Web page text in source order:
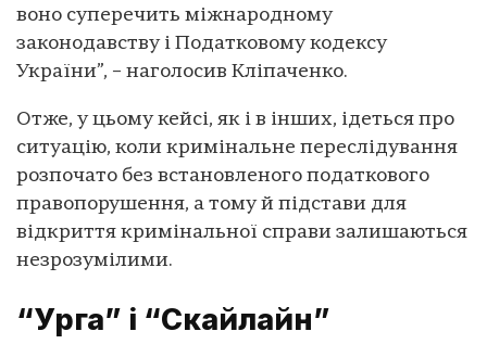
воно суперечить міжнародному
законодавству і Податковому кодексу
України”, – наголосив Кліпаченко.
Отже, у цьому кейсі, як і в інших, ідеться про
ситуацію, коли кримінальне переслідування
розпочато без встановленого податкового
правопорушення, а тому й підстави для
відкриття кримінальної справи залишаються
незрозумілими.
“Урга” і “Скайлайн”